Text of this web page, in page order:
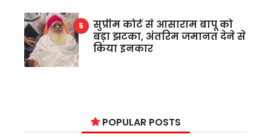
सुप्रीम कोर्ट से आसाराम बापू को
बड़ा झटका, अंतरिम जमानत देने से
किया इनकार
POPULAR POSTS